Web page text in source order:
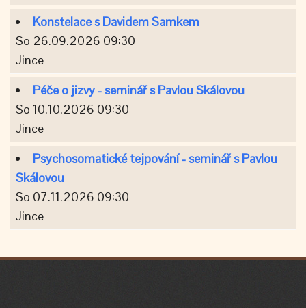
Konstelace s Davidem Samkem
So 26.09.2026 09:30
Jince
Péče o jizvy - seminář s Pavlou Skálovou
So 10.10.2026 09:30
Jince
Psychosomatické tejpování - seminář s Pavlou
Skálovou
So 07.11.2026 09:30
Jince